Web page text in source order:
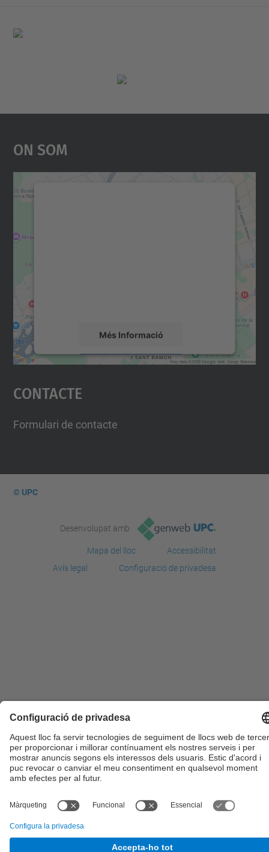
On Som
Més Informació
Accepta
powered by
Contacte
Formulari de contacte
© UPC
Desenvolupat amb
Mapa del lloc
Accessibilitat
Avís legal
Configuració de privadesa